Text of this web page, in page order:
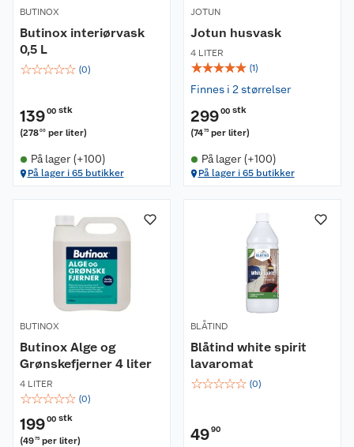
BUTINOX
Butinox interiørvask
0,5 L
☆☆☆☆☆ (0)
13900 stk
(27800 per liter)
På lager (+100)
På lager i 65 butikker
JOTUN
Jotun husvask
4 LITER
☆☆☆☆☆ (1)
Finnes i 2 størrelser
29900 stk
(7475 per liter)
På lager (+100)
På lager i 65 butikker
BUTINOX
Butinox Alge og
Grønskefjerner 4 liter
4 LITER
☆☆☆☆☆ (0)
19900 stk
(4975 per liter)
BLÅTIND
Blåtind white spirit
lavaromat
☆☆☆☆☆ (0)
4990